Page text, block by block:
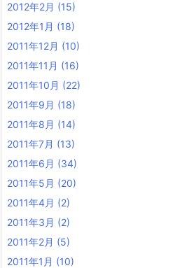
2012年2月 (15)
2012年1月 (18)
2011年12月 (10)
2011年11月 (16)
2011年10月 (22)
2011年9月 (18)
2011年8月 (14)
2011年7月 (13)
2011年6月 (34)
2011年5月 (20)
2011年4月 (2)
2011年3月 (2)
2011年2月 (5)
2011年1月 (10)